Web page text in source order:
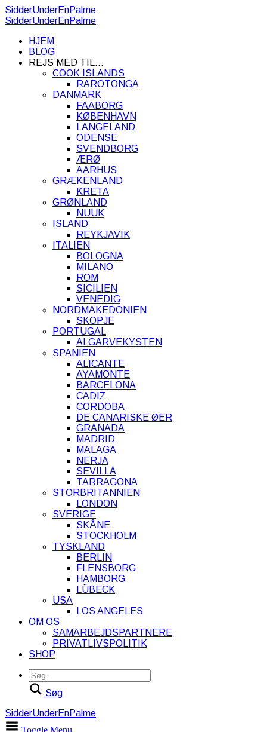
SidderUnderEnPalme
SidderUnderEnPalme
HJEM
BLOG
REJS MED TIL…
COOK ISLANDS
RAROTONGA
DANMARK
FAABORG
KØBENHAVN
LANGELAND
ODENSE
SVENDBORG
ÆRØ
AARHUS
GRÆKENLAND
KRETA
GRØNLAND
NUUK
ISLAND
REYKJAVIK
ITALIEN
BOLOGNA
MILANO
ROM
SICILIEN
VENEDIG
NORDMAKEDONIEN
SKOPJE
PORTUGAL
ALGARVEKYSTEN
SPANIEN
ALICANTE
AYAMONTE
BARCELONA
CADIZ
CORDOBA
DE CANARISKE ØER
GRANADA
MADRID
MALAGA
NERJA
SEVILLA
TARRAGONA
STORBRITANNIEN
LONDON
SVERIGE
SKÅNE
STOCKHOLM
TYSKLAND
BERLIN
FLENSBORG
HAMBORG
LÜBECK
USA
LOS ANGELES
OM OS
SAMARBEJDSPARTNERE
PRIVATLIVSPOLITIK
SHOP
Søg
SidderUnderEnPalme
Toggle Menu